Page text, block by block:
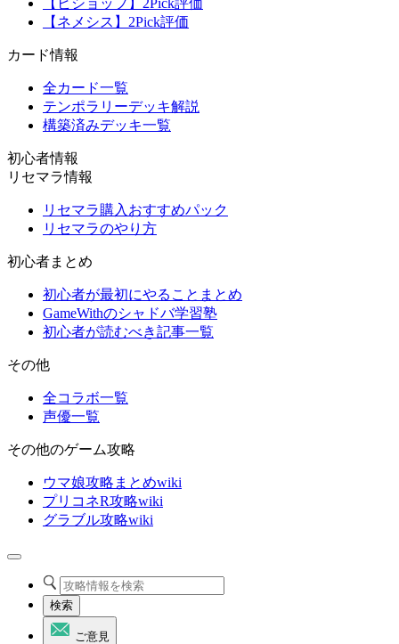
【ビショップ】2Pick評価
【ネメシス】2Pick評価
カード情報
全カード一覧
テンポラリーデッキ解説
構築済みデッキ一覧
初心者情報
リセマラ情報
リセマラ購入おすすめパック
リセマラのやり方
初心者まとめ
初心者が最初にやることまとめ
GameWithのシャドバ学習塾
初心者が読むべき記事一覧
その他
全コラボ一覧
声優一覧
その他のゲーム攻略
ウマ娘攻略まとめwiki
プリコネR攻略wiki
グラブル攻略wiki
検索
ご意見